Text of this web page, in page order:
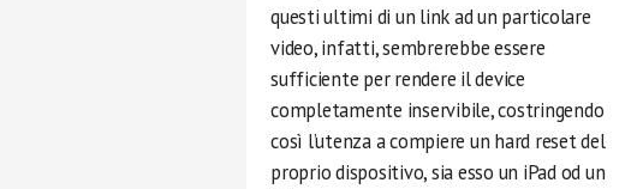
questi ultimi di un link ad un particolare
video, infatti, sembrerebbe essere
sufficiente per rendere il device
completamente inservibile, costringendo
così l’utenza a compiere un hard reset del
proprio dispositivo, sia esso un iPad od un